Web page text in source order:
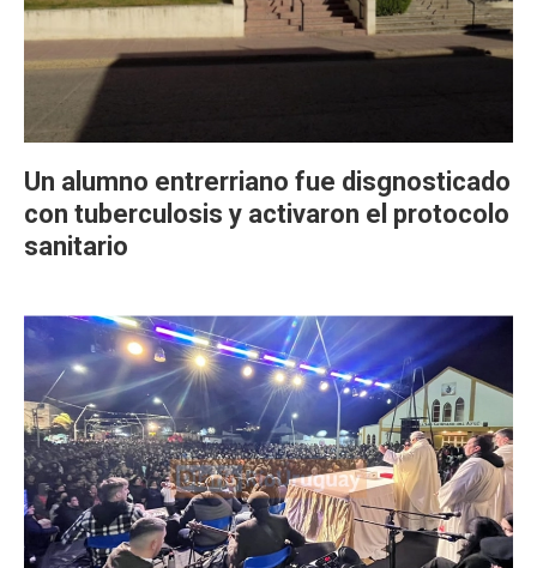
Un alumno entrerriano fue disgnosticado
con tuberculosis y activaron el protocolo
sanitario